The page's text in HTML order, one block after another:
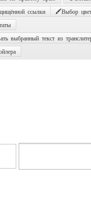
ссылки Выбор
выбранный текст из